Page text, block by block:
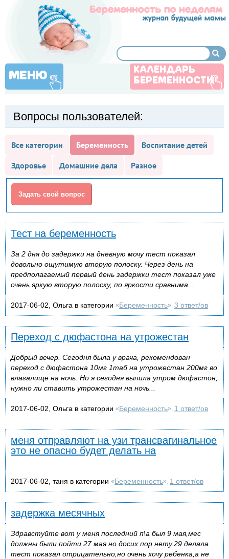
МЕНЮ
КАЛЕНДАРЬ
БЕРЕМЕННОСТИ
Вопросы пользователей:
Все категории Беременность
Воспитание детей
Здоровье
Домашние дела Разное
Задать свой вопрос
Тест на беременность
За 2 дня до задержки на дневную мочу тест показал
довольно ощутимую вторую полоску. Через день на
предполагаемый первый день задержки тест показал уже
очень яркую вторую полоску, по яркости сравнима...
2017-06-02, Ольга в категории «Беременность», 3 ответ/ов
Переход с дюфастона на утрожестан
Добрый вечер. Сегодня была у врача, рекомендован
переход с дюфастона 10мг 1таб на утрожестан 200мг во
влагалище на ночь. Но я сегодня выпила утром дюфастон,
нужно ли ставить утрожестан на ночь...
2017-06-02, Ольга в категории «Беременность», 1 ответ/ов
меня отправляют на узи трансвагинальное
это не опасно будет делать на
2017-06-02, таня в категории «Беременность», 1 ответ/ов
задержка месячных
Здравстуйте вот у меня последний п\а был 9 мая,мес
должны были пойти 27 мая но досих пор нету.29 делала
тест показал отрицательно,но очень хочу ребенка,а не